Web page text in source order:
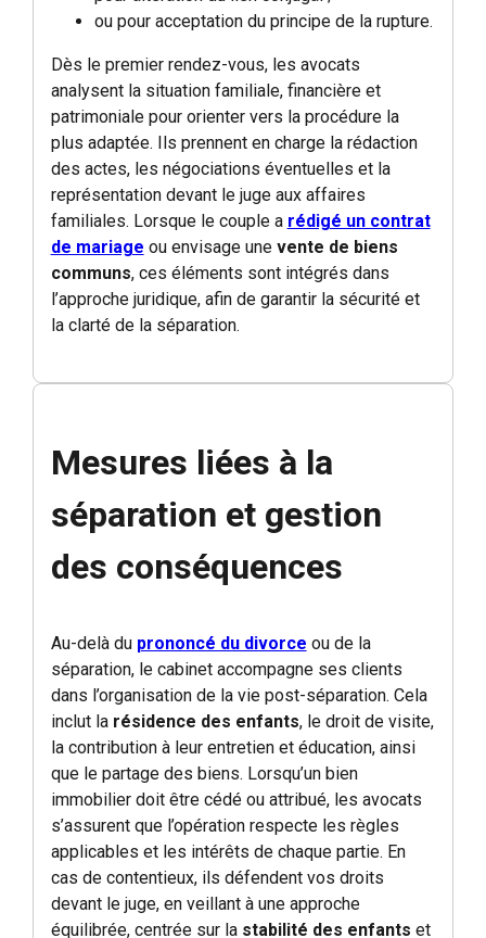
ou pour acceptation du principe de la rupture.
Dès le premier rendez-vous, les avocats
analysent la situation familiale, financière et
patrimoniale pour orienter vers la procédure la
plus adaptée. Ils prennent en charge la rédaction
des actes, les négociations éventuelles et la
représentation devant le juge aux affaires
familiales. Lorsque le couple a rédigé un contrat
de mariage ou envisage une vente de biens
communs, ces éléments sont intégrés dans
l’approche juridique, afin de garantir la sécurité et
la clarté de la séparation.
Mesures liées à la
séparation et gestion
des conséquences
Au-delà du prononcé du divorce ou de la
séparation, le cabinet accompagne ses clients
dans l’organisation de la vie post-séparation. Cela
inclut la résidence des enfants, le droit de visite,
la contribution à leur entretien et éducation, ainsi
que le partage des biens. Lorsqu’un bien
immobilier doit être cédé ou attribué, les avocats
s’assurent que l’opération respecte les règles
applicables et les intérêts de chaque partie. En
cas de contentieux, ils défendent vos droits
devant le juge, en veillant à une approche
équilibrée, centrée sur la stabilité des enfants et